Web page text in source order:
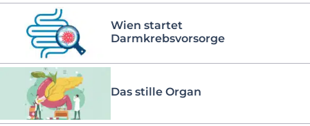
Wien startet
Darmkrebsvorsorge
Das stille Organ